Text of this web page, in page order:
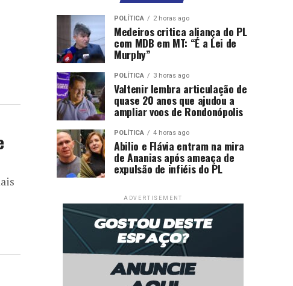
POLÍTICA 2 horas ago
Medeiros critica aliança do PL
com MDB em MT: “É a Lei de
Murphy”
POLÍTICA 3 horas ago
Valtenir lembra articulação de
quase 20 anos que ajudou a
ampliar voos de Rondonópolis
POLÍTICA 4 horas ago
Abilio e Flávia entram na mira
de Ananias após ameaça de
expulsão de infiéis do PL
ADVERTISEMENT